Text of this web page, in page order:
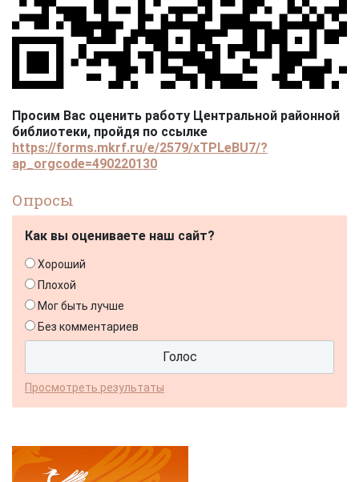
Просим Вас оценить работу Центральной районной
библиотеки, пройдя по ссылке
https://forms.mkrf.ru/e/2579/xTPLeBU7/?
ap_orgcode=490220130
Опросы
Как вы оцениваете наш сайт?
Хороший
Плохой
Мог быть лучше
Без комментариев
Просмотреть результаты